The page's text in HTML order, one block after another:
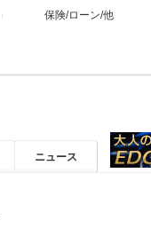
保険/ローン/他
ニュース